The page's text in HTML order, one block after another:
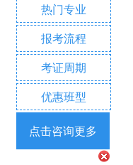
热门专业
报考流程
考证周期
优惠班型
点击咨询更多